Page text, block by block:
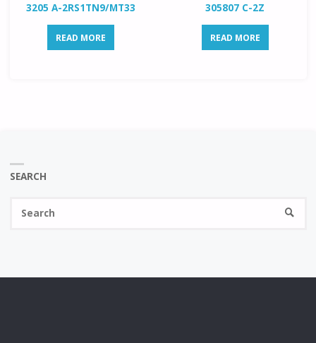
3205 A-2RS1TN9/MT33
READ MORE
305807 C-2Z
READ MORE
SEARCH